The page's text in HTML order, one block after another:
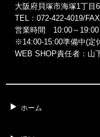
大阪府貝塚市海塚1丁目
TEL：072-422-4019/
営業時間 10:00～19:00
※14:00‐15:00準備中(定
WEB SHOP責任者：山
ホーム